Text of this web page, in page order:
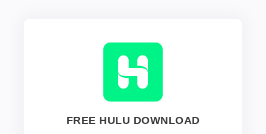
FREE HULU DOWNLOAD